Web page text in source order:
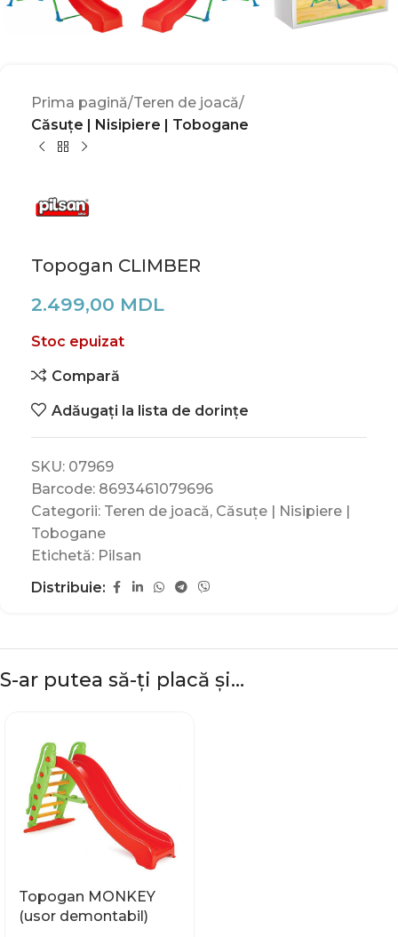
Prima pagină Teren de joacă
Căsuțe | Nisipiere | Tobogane
Topogan CLIMBER
2.499,00 MDL
Stoc epuizat
Compară
Adăugați la lista de dorințe
SKU: 07969
Barcode: 8693461079696
Categorii: Teren de joacă, Căsuțe | Nisipiere |
Tobogane
Etichetă: Pilsan
Distribuie:
S-ar putea să-ți placă și…
Topogan MONKEY
(usor demontabil)